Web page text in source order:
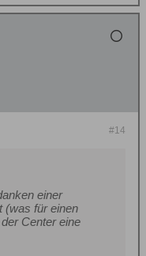
#14
einer
(was für einen
Center eine